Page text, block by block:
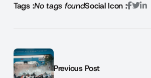
Tags :No tags foundSocial Icon :
Previous Post